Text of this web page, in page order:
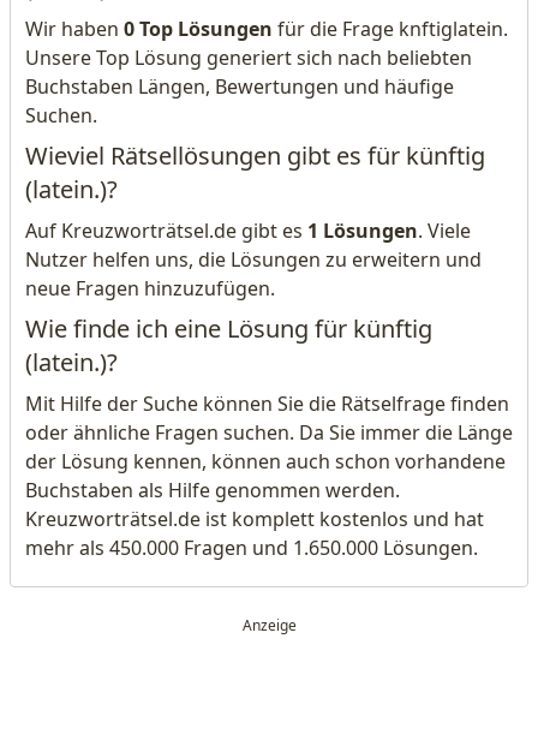
Wir haben 0 Top Lösungen für die Frage knftiglatein.
Unsere Top Lösung generiert sich nach beliebten
Buchstaben Längen, Bewertungen und häufige
Suchen.
Wieviel Rätsellösungen gibt es für künftig
(latein.)?
Auf Kreuzworträtsel.de gibt es 1 Lösungen. Viele
Nutzer helfen uns, die Lösungen zu erweitern und
neue Fragen hinzuzufügen.
Wie finde ich eine Lösung für künftig
(latein.)?
Mit Hilfe der Suche können Sie die Rätselfrage finden
oder ähnliche Fragen suchen. Da Sie immer die Länge
der Lösung kennen, können auch schon vorhandene
Buchstaben als Hilfe genommen werden.
Kreuzworträtsel.de ist komplett kostenlos und hat
mehr als 450.000 Fragen und 1.650.000 Lösungen.